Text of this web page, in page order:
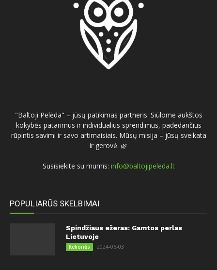
"Baltoji Pelėda" – jūsų patikimas partneris. Siūlome aukštos
kokybės patarimus ir individualius sprendimus, padedančius
rūpintis savimi ir savo artimaisiais. Mūsų misija – jūsų sveikata
ir gerovė. 🌿
Susisiekite su mumis: info@baltojipeleda.lt
POPULIARŪS SKELBIMAI
Spindžiaus ežeras: Gamtos perlas
Lietuvoje
Kelionės 2024-06-03